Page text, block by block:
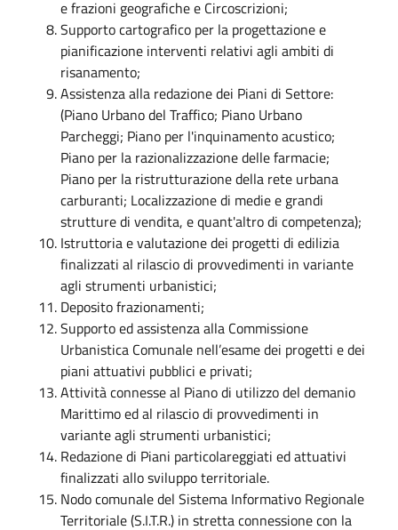
e frazioni geografiche e Circoscrizioni;
Supporto cartografico per la progettazione e
pianificazione interventi relativi agli ambiti di
risanamento;
Assistenza alla redazione dei Piani di Settore:
(Piano Urbano del Traffico; Piano Urbano
Parcheggi; Piano per l'inquinamento acustico;
Piano per la razionalizzazione delle farmacie;
Piano per la ristrutturazione della rete urbana
carburanti; Localizzazione di medie e grandi
strutture di vendita, e quant'altro di competenza);
Istruttoria e valutazione dei progetti di edilizia
finalizzati al rilascio di provvedimenti in variante
agli strumenti urbanistici;
Deposito frazionamenti;
Supporto ed assistenza alla Commissione
Urbanistica Comunale nell’esame dei progetti e dei
piani attuativi pubblici e privati;
Attività connesse al Piano di utilizzo del demanio
Marittimo ed al rilascio di provvedimenti in
variante agli strumenti urbanistici;
Redazione di Piani particolareggiati ed attuativi
finalizzati allo sviluppo territoriale.
Nodo comunale del Sistema Informativo Regionale
Territoriale (S.I.T.R.) in stretta connessione con la